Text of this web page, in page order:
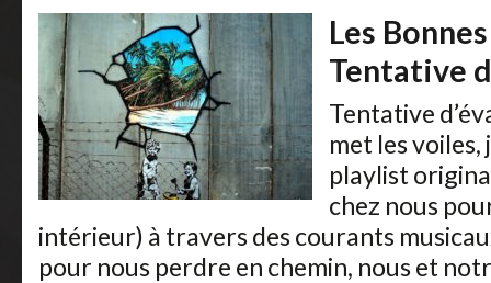
Les
Tentative
Tentative
met les voiles,
playlist
chez nous
intérieur) à travers des courants
pour nous perdre en chemin, nous et